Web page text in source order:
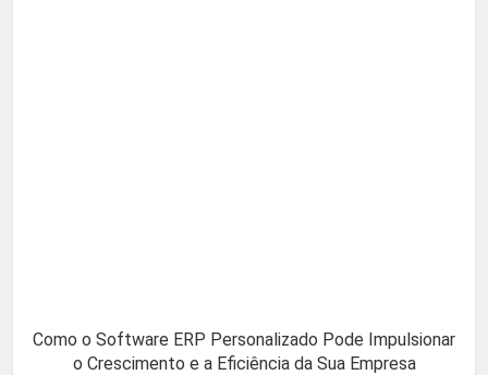
Como o Software ERP Personalizado Pode Impulsionar
o Crescimento e a Eficiência da Sua Empresa